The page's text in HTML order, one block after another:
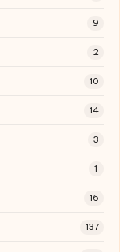
9
2
10
14
3
1
16
137